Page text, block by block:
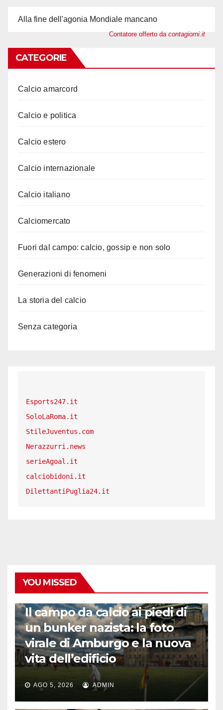
Alla fine dell'agonia Mondiale mancano
Contatore offerto da contagiorni.it
CATEGORIE
Calcio amarcord
Calcio e politica
Calcio estero
Calcio internazionale
Calcio italiano
Calciomercato
Fuori dal campo: calcio, gossip e non solo
Generazioni di fenomeni
La storia del calcio
Senza categoria
Esports247.it
SoloLaRoma.it
StileJuventus.com
Nerazzurri.news
serieAgoal.it
calciobidoni.it
DilettantiPuglia24.it
YOU MISSED
Il campo da calcio ai piedi di
un bunker nazista: la foto
virale di Amburgo e la nuova
vita dell’edificio
AGO 5, 2026 ADMIN
LA STORIA DEL CALCIO